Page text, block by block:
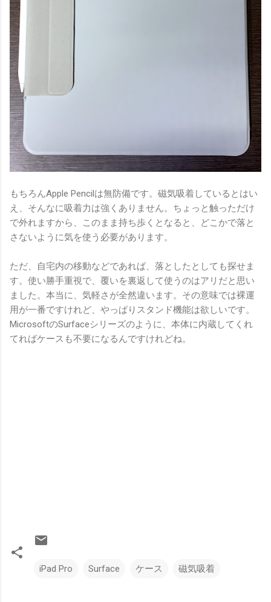
もちろんApple Pencilは無防備です。磁気吸着しているとはい
え、そんなに吸着力は強くありません。ちょっと触っただけ
で外れますから、このまま持ち歩くとなると、どこかで落と
さないように気を使う必要があります。
ただ、自宅内の移動などであれば、落としたとしても探せま
す。使い勝手重視で、覆いを裏返して使うのはアリだと思い
ました。本当に、気軽さが全然違います。その意味では裸運
用が一番ですけれど、やっぱりスタンド機能は欲しいです。
MicrosoftのSurfaceシリーズのように、本体に内蔵してくれ
てればケースも不要になるんですけれどね。
iPad Pro Surface ケース 磁気吸着